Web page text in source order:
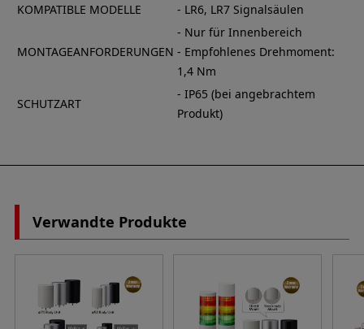
KOMPATIBLE MODELLE
- LR6, LR7 Signalsäulen
MONTAGEANFORDERUNGEN
- Nur für Innenbereich
- Empfohlenes Drehmoment:
1,4 Nm
SCHUTZART
- IP65 (bei angebrachtem
Produkt)
Verwandte Produkte